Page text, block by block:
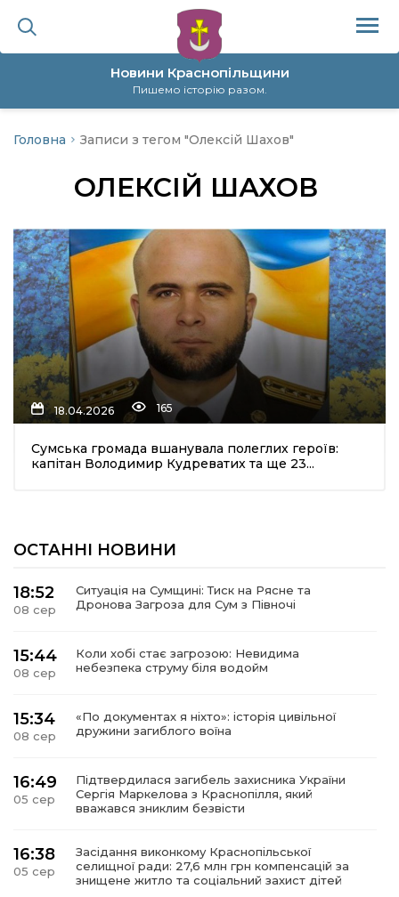
Новини Краснопільщини
Пишемо історію разом.
політика
Головна Записи з тегом "Олексій Шахов"
ОЛЕКСІЙ ШАХОВ
18.04.2026 165
Сумська громада вшанувала полеглих героїв:
капітан Володимир Кудреватих та ще 23...
ОСТАННІ НОВИНИ
18:52
08 сер
Ситуація на Сумщині: Тиск на Рясне та
Дронова Загроза для Сум з Півночі
15:44
08 сер
Коли хобі стає загрозою: Невидима
небезпека струму біля водойм
15:34
08 сер
«По документах я ніхто»: історія цивільної
дружини загиблого воїна
16:49
05 сер
Підтвердилася загибель захисника України
Сергія Маркелова з Краснопілля, який
вважався зниклим безвісти
16:38
05 сер
Засідання виконкому Краснопільської
селищної ради: 27,6 млн грн компенсацій за
знищене житло та соціальний захист дітей